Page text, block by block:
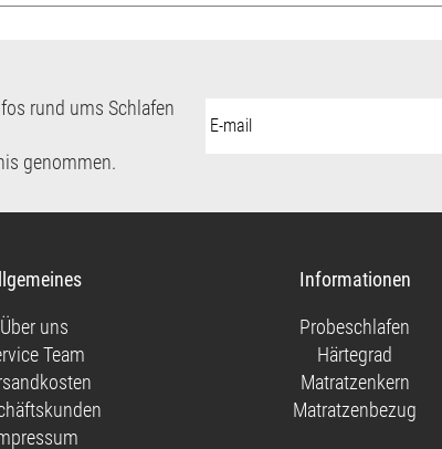
rund ums Schlafen
genommen.
Mail-
Über uns
Team
Informationen
Probeschlafen
Härtegrad
Matratzenkern
Matratzenbezug